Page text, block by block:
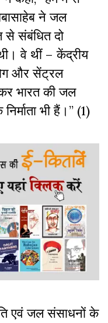
ने जल
से संबंधित दो
वे थीं – केंद्रीय
और सेंट्रल
भारत की जल
भी हैं।” (1)
एवं जल संसाधनों के